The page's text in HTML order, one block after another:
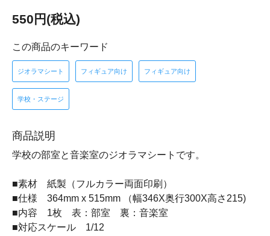
550円(税込)
この商品のキーワード
ジオラマシート フィギュア向け フィギュア向け
学校・ステージ
商品説明
学校の部室と音楽室のジオラマシートです。
■素材 紙製（フルカラー両面印刷）
■仕様 364mm x 515mm （幅346X奥行300X高さ215)
■内容 1枚 表：部室 裏：音楽室
■対応スケール 1/12